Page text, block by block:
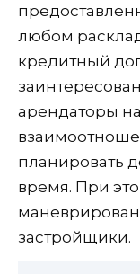
любом
кредитный
арендаторы
планировать
время. При
застройщики.